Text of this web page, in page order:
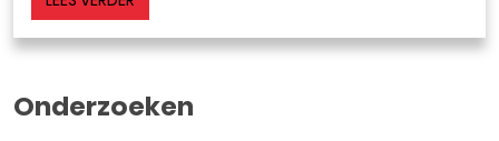
Onderzoeken